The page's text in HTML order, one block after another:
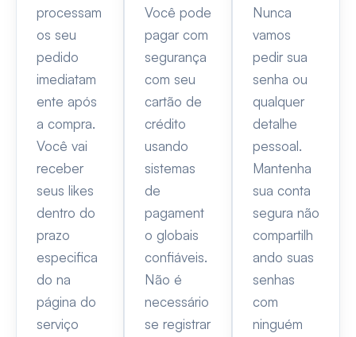
processam
os seu
pedido
imediatam
ente após
a compra.
Você vai
receber
seus likes
dentro do
prazo
especifica
do na
página do
serviço
Você pode
pagar com
segurança
com seu
cartão de
crédito
usando
sistemas
de
pagament
o globais
confiáveis.
Não é
necessário
se registrar
Nunca
vamos
pedir sua
senha ou
qualquer
detalhe
pessoal.
Mantenha
sua conta
segura não
compartilh
ando suas
senhas
com
ninguém